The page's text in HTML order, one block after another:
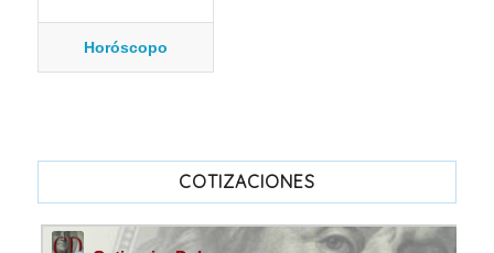
Horóscopo
COTIZACIONES